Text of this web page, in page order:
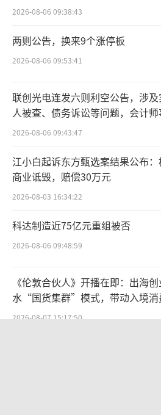
集采“三进”对患者是
战。但涉及167万家机构、
引起药企高度重视，调整
当然，“三进”第一步
医药机构，但集采品种覆
特约作者|张自然博士（
2026-08-06 09:38:43
两则公告，换来9个涨停板
2026-08-06 09:53:41
联创光电连发六则利空公告，涉
人被查、债务诉讼等问题，会计师
所曾出具“保留意见”
2026-08-06 09:43:47
江小白起诉东方甄选案结果公布
商业诋毁，赔偿30万元
2026-08-03 16:34:22
科达制造近75亿元重组被否
2026-08-06 09:48:59
《伦敦合伙人》开播在即：出海
水“国货集群”模式，带动入境消
向种草
2026-08-07 15:17:50